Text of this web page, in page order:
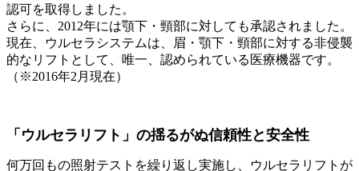
認可を取得しました。
さらに、2012年には顎下・頸部に対しても承認されました。
現在、ウルセラシステムは、眉・顎下・頸部に対する非侵襲
的なリフトとして、唯一、認められている医療機器です。
（※2016年2月現在）
「ウルセラリフト」の揺るがぬ信頼性と安全性
何万回もの照射テストを繰り返し実施し、ウルセラリフトが